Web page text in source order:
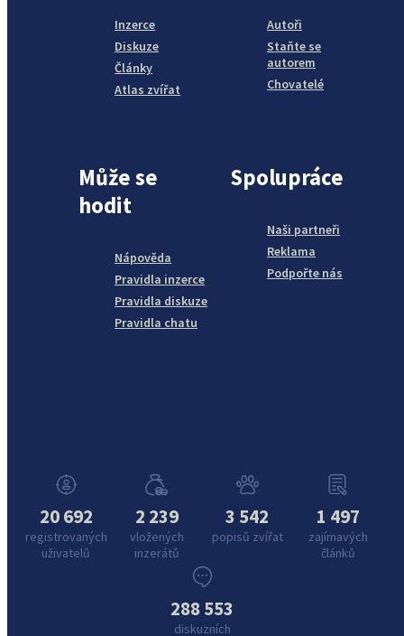
Inzerce
Diskuze
Články
Atlas zvířat
Autoři
Staňte se
autorem
Chovatelé
Může se
hodit
Nápověda
Pravidla inzerce
Pravidla diskuze
Pravidla chatu
Spolupráce
Naši partneři
Reklama
Podpořte nás
20 692
registrovaných
uživatelů
2 239
vložených
inzerátů
3 542
popisů zvířat
1 497
zajímavých
článků
288 553
diskuzních